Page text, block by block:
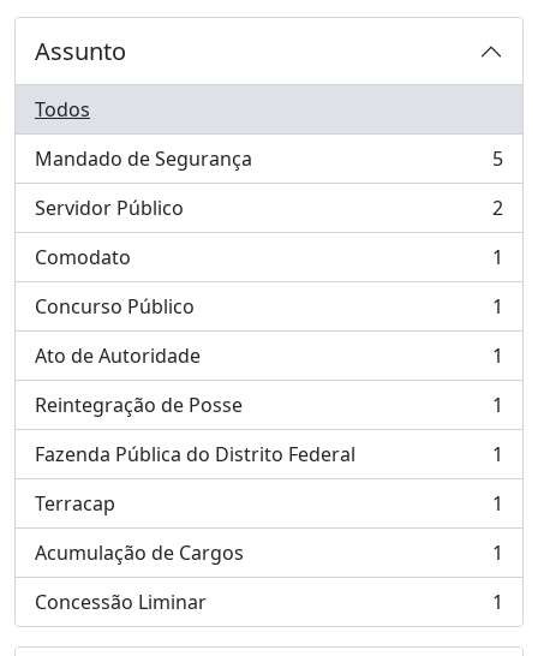
Assunto
Todos
Mandado de Segurança
, 5 resultados
5
Servidor Público
, 2 resultados
2
Comodato
, 1 resultados
1
Concurso Público
, 1 resultados
1
Ato de Autoridade
, 1 resultados
1
Reintegração de Posse
, 1 resultados
1
Fazenda Pública do Distrito Federal
, 1 resultados
1
Terracap
, 1 resultados
1
Acumulação de Cargos
, 1 resultados
1
Concessão Liminar
, 1 resultados 1